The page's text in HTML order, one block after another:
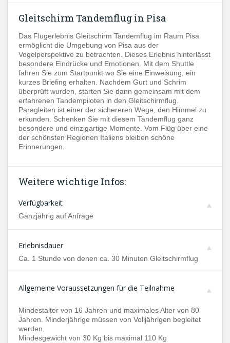
Gleitschirm Tandemflug in Pisa
Das Flugerlebnis Gleitschirm Tandemflug im Raum Pisa
ermöglicht die Umgebung von Pisa aus der
Vogelperspektive zu betrachten. Dieses Erlebnis hinterlässt
besondere Eindrücke und Emotionen. Mit dem Shuttle
fahren Sie zum Startpunkt wo Sie eine Einweisung, ein
kurzes Briefing erhalten. Nachdem Gurt und Schrim
überprüft wurden, starten Sie dann gemeinsam mit dem
erfahrenen Tandempiloten in den Gleitschirmflug.
Paragleiten ist einer der sichereren Wege, den Himmel zu
erkunden. Schenken Sie mit diesem Tandemflug ganz
besondere und einzigartige Momente. Vom Flüg über eine
der schönsten Regionen Italiens bleiben schöne
Erinnerungen.
Weitere wichtige Infos:
Verfügbarkeit
Ganzjährig auf Anfrage
Erlebnisdauer
Ca. 1 Stunde von denen ca. 30 Minuten Gleitschirmflug
Allgemeine Voraussetzungen für die Teilnahme
Mindestalter von 16 Jahren und maximales Alter von 80
Jahren. Minderjährige müssen von Volljährigen begleitet
werden.
Mindesgewicht von 30 Kg bis maximal 110 Kg